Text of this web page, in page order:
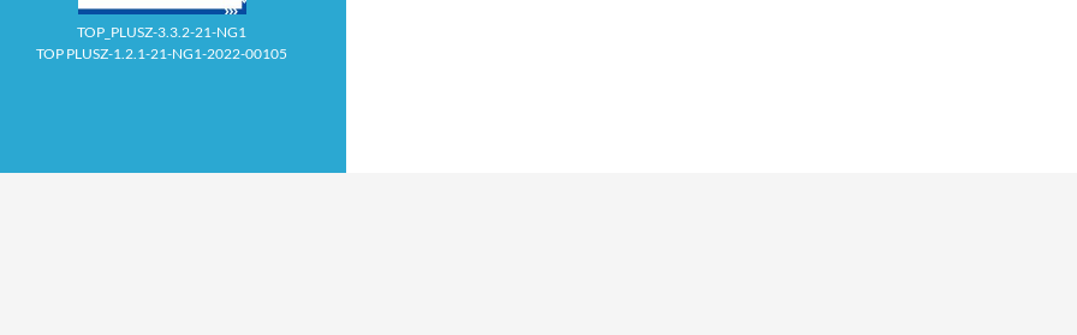
TOP_PLUSZ-3.3.2-21-NG1
TOP PLUSZ-1.2.1-21-NG1-2022-00105